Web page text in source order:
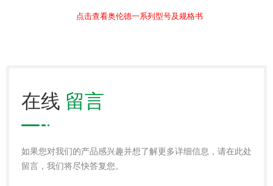
点击查看奥伦德一系列型号及规格书
在线 留言
如果您对我们的产品感兴趣并想了解更多详细信息，请在此处
留言，我们将尽快答复您。